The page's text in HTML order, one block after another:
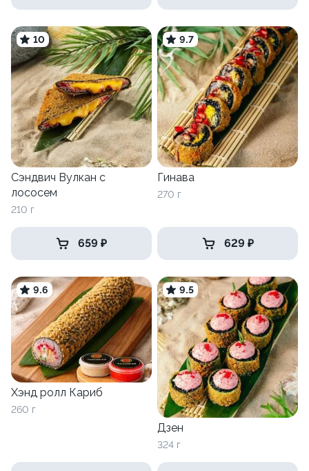
10
Сэндвич Вулкан с
лососем
210 г
659 ₽
9.7
Гинава
270 г
629 ₽
9.6
Хэнд ролл Кариб
260 г
9.5
Дзен
324 г